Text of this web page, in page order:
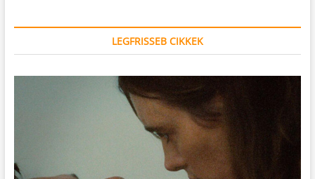
LEGFRISSEB CIKKEK